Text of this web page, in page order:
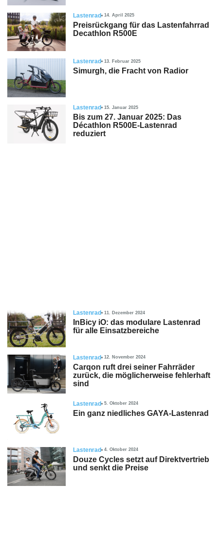
Lastenrad 14. April 2025
Preisrückgang für das Lastenfahrrad
Decathlon R500E
Lastenrad 13. Februar 2025
Simurgh, die Fracht von Radior
Lastenrad 15. Januar 2025
Bis zum 27. Januar 2025: Das
Décathlon R500E-Lastenrad
reduziert
Lastenrad 11. Dezember 2024
InBicy iO: das modulare Lastenrad
für alle Einsatzbereiche
Lastenrad 12. November 2024
Carqon ruft drei seiner Fahrräder
zurück, die möglicherweise fehlerhaft
sind
Lastenrad 5. Oktober 2024
Ein ganz niedliches GAYA-Lastenrad
Lastenrad 4. Oktober 2024
Douze Cycles setzt auf Direktvertrieb
und senkt die Preise